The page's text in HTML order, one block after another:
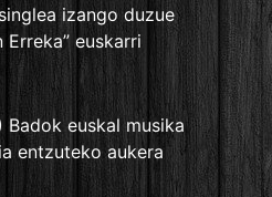
izango duzue
Erreka” euskarri
Badok euskal musika
entzuteko aukera